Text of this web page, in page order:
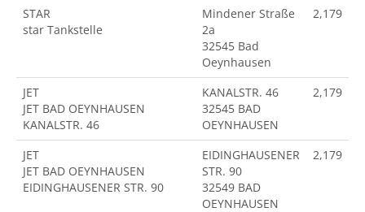
STAR
star Tankstelle
Mindener Straße
2a
32545 Bad
Oeynhausen
2,179
JET
JET BAD OEYNHAUSEN
KANALSTR. 46
KANALSTR. 46
32545 BAD
OEYNHAUSEN
2,179
JET
JET BAD OEYNHAUSEN
EIDINGHAUSENER STR. 90
EIDINGHAUSENER
STR. 90
32549 BAD
OEYNHAUSEN
2,179